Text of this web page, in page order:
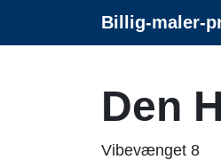
Billig-maler-
Den
Vibevænget 8